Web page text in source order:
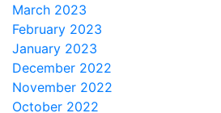
March 2023
February 2023
January 2023
December 2022
November 2022
October 2022